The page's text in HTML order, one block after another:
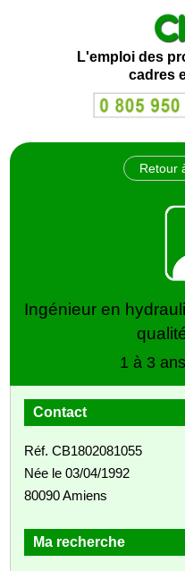
L'emploi des
cadres
Retour
Ingénieur en
1 à 3
Contact
Réf. CB1802081055
Née le 03/04/1992
80090 Amiens
Ma recherche